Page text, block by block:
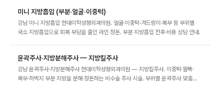
미니 지방흡입 (부분·얼굴·이중턱)
강남 미니 지방흡입 현대미학성형외과의원. 얼굴·이중턱·겨드랑이·복부 등 부위별
국소 지방흡입으로 회복 부담을 줄인 라인 정돈. 부분 지방흡입 전후·비용 상담 안내.
윤곽주사·지방분해주사 — 지방킬주사
강남 윤곽주사·지방분해주사 현대미학성형외과의원 — 지방킬주사. 이중턱·팔뚝·
복부·허벅지 부분 지방을 분해·정돈하는 비수술 주사 시술. 부위별 윤곽주사 맞춤